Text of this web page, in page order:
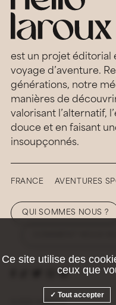
est un projet éditorial
voyage d’aventure.
générations, notre
manières de
valorisant l’alternatif,
douce et en faisant
insoupçonnés.
FRANCE AVENTURES
QUI SOMMES NOUS ?
© 2026 Hellolaroux
Ce site utilise des
ceux que
Tout accepter